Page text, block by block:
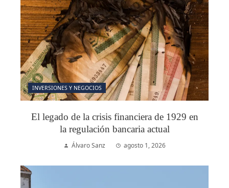
INVERSIONES Y NEGOCIOS
El legado de la crisis financiera de 1929 en
la regulación bancaria actual
Álvaro Sanz agosto 1, 2026